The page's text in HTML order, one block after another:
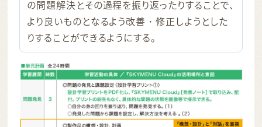
の問題解決とその過程を振り返ったりすることで、
より良いものとなるよう改善・修正しようとした
りすることができるようにする。